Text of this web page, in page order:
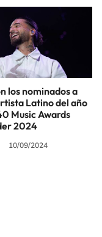
los nominados a
Latino del año
Music Awards
2024
10/09/2024